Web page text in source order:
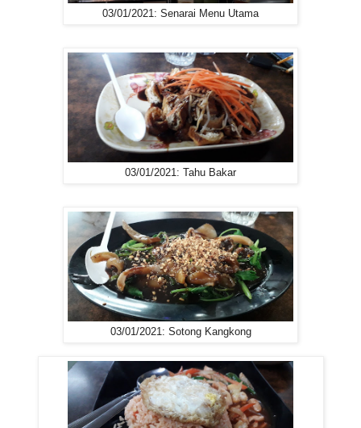
03/01/2021: Senarai Menu Utama
03/01/2021: Tahu Bakar
03/01/2021: Sotong Kangkong